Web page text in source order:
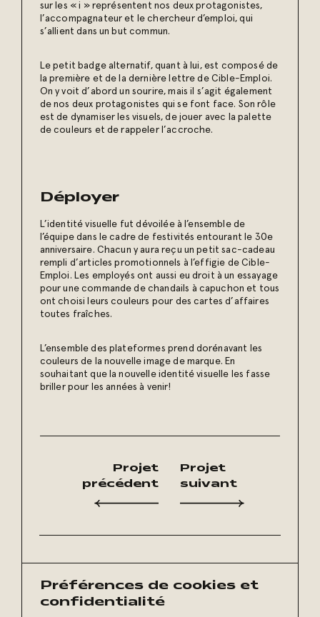
Préférences de cookies et
confidentialité
sur les « i » représentent nos deux protagonistes,
l’accompagnateur et le chercheur d’emploi, qui
s’allient dans un but commun.
Le petit badge alternatif, quant à lui, est composé de
la première et de la dernière lettre de Cible-Emploi.
On y voit d’abord un sourire, mais il s’agit également
de nos deux protagonistes qui se font face. Son rôle
est de dynamiser les visuels, de jouer avec la palette
de couleurs et de rappeler l’accroche.
Déployer
L’identité visuelle fut dévoilée à l’ensemble de
l’équipe dans le cadre de festivités entourant le 30e
anniversaire. Chacun y aura reçu un petit sac-cadeau
rempli d’articles promotionnels à l’effigie de Cible-
Emploi. Les employés ont aussi eu droit à un essayage
pour une commande de chandails à capuchon et tous
ont choisi leurs couleurs pour des cartes d’affaires
toutes fraîches.
L’ensemble des plateformes prend dorénavant les
couleurs de la nouvelle image de marque. En
souhaitant que la nouvelle identité visuelle les fasse
briller pour les années à venir!
Projet
précédent
Projet
suivant
Restez à l’affût
de nos conseils et de nos